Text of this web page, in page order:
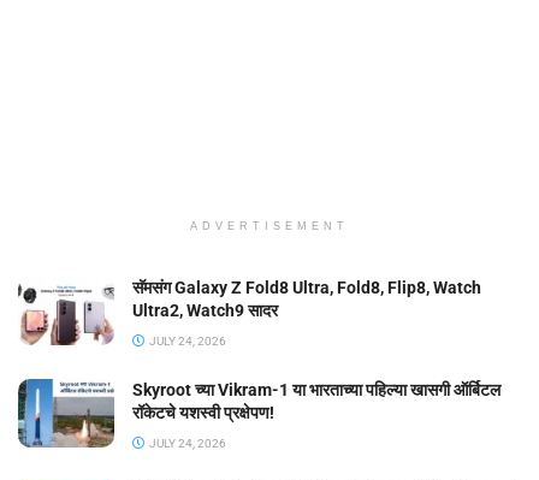
ADVERTISEMENT
सॅमसंग Galaxy Z Fold8 Ultra, Fold8, Flip8, Watch
Ultra2, Watch9 सादर
JULY 24, 2026
Skyroot च्या Vikram-1 या भारताच्या पहिल्या खासगी ऑर्बिटल
रॉकेटचे यशस्वी प्रक्षेपण!
JULY 24, 2026